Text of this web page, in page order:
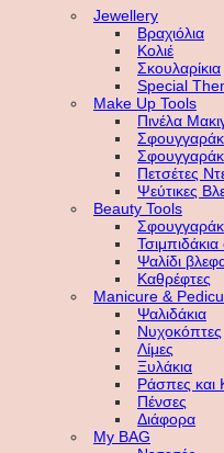
Jewellery
Βραχιόλια
Κολιέ
Σκουλαρίκια
Special
Make Up Tools
Πινέλα
Πετσέτες
Ψεύτικες
Beauty Tools
Ψαλίδι
Καθρέφτες
Manicure &
Ψαλιδάκια
Νυχοκόπτες
Λίμες
Ξυλάκια
Ράσπες και
Πένσες
Διάφορα
My BAG